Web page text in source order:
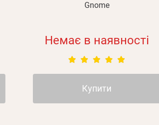
Gnome
Немає в наявності
Купити